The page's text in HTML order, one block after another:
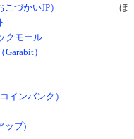
づかいJP）
クモール
）
インバンク）
ップ)
ほ